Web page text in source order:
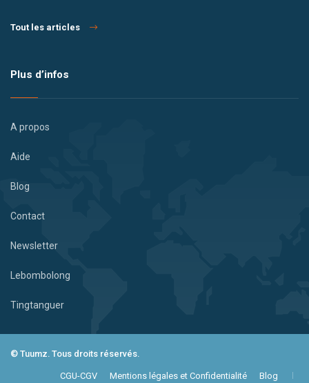
Tout les articles
Plus d’infos
A propos
Aide
Blog
Contact
Newsletter
Lebombolong
Tingtanguer
© Tuumz. Tous droits réservés.
CGU-CGV Mentions légales et Confidentialité Blog